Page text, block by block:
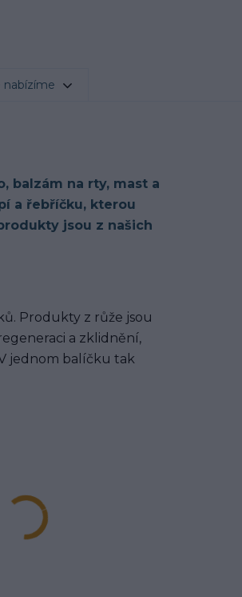
nabízíme
balzám na rty, mast a
a řebříčku, kterou
jsou z našich
Produkty z růže jsou
a zklidnění,
jednom balíčku tak